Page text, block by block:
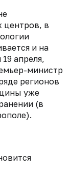
центров, в
и на
апреля,
министр
регионов
уже
(в